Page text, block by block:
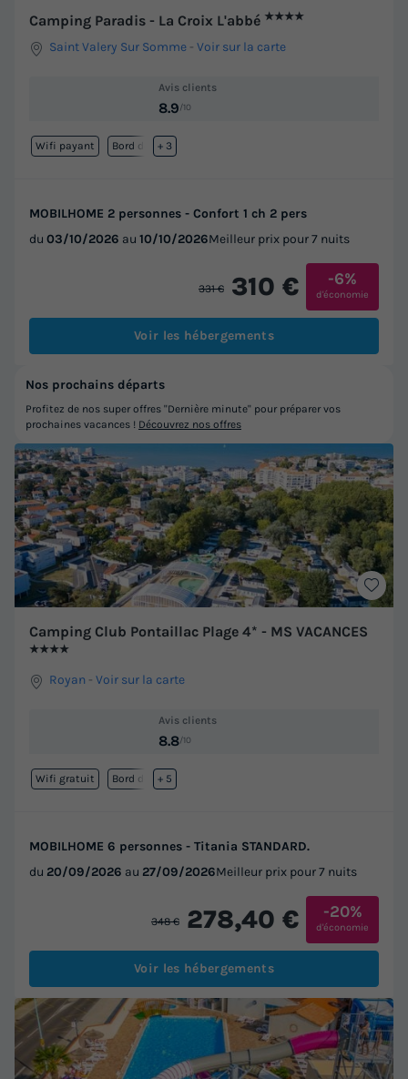
Camping Paradis - La Croix L'abbé ★★★★
Saint Valery Sur Somme -Voir sur la carte
Avis clients
8.9/10
Wifi payant Bord de mer
+ 3
MOBILHOME 2 personnes - Confort 1 ch 2 pers
du 03/10/2026 au 10/10/2026Meilleur prix pour 7 nuits
331 € 310 € -6%
d'économie
Voir les hébergements
Camping Club Pontaillac Plage 4* - MS VACANCES
★★★★
Royan -Voir sur la carte
Avis clients
8.8/10
Wifi gratuit Bord de mer
+ 5
MOBILHOME 6 personnes - Titania STANDARD.
du 20/09/2026 au 27/09/2026Meilleur prix pour 7 nuits
348 € 278,40 € -20%
d'économie
Voir les hébergements
Nos prochains départs
Profitez de nos super offres "Dernière minute" pour préparer vos
prochaines vacances ! Découvrez nos offres